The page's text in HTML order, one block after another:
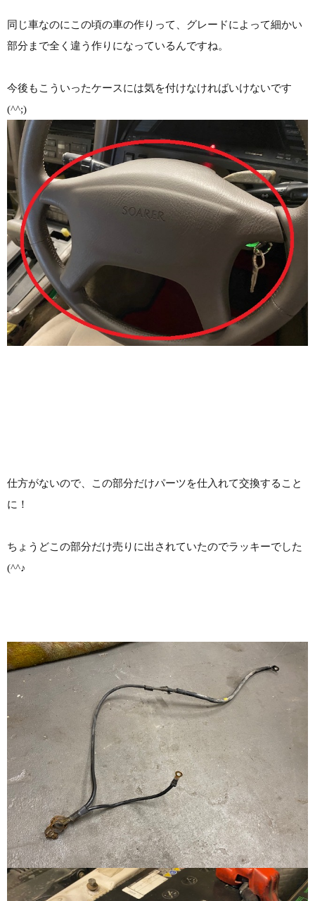
同じ車なのにこの頃の車の作りって、グレードによって細かい
部分まで全く違う作りになっているんですね。
今後もこういったケースには気を付けなければいけないです
(^^;)
仕方がないので、この部分だけパーツを仕入れて交換すること
に！
ちょうどこの部分だけ売りに出されていたのでラッキーでした
(^^♪